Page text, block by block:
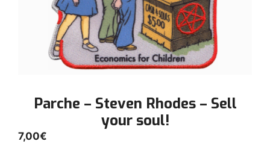
Parche – Steven Rhodes – Sell
your soul!
7,00€